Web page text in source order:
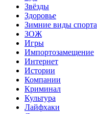
Звёзды
Здоровье
Зимние виды спорта
ЗОЖ
Игры
Импортозамещение
Интернет
Истории
Компании
Криминал
Культура
Лайфхаки